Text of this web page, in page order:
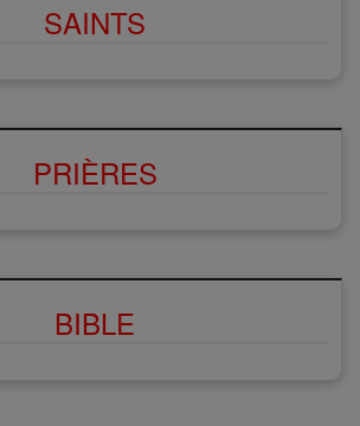
SAINTS
PRIÈRES
BIBLE